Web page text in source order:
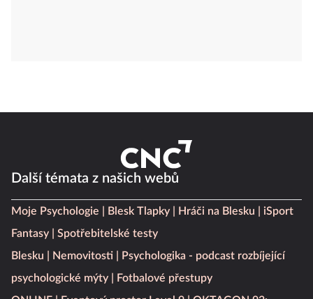
Další témata z našich webů
Moje Psychologie Blesk Tlapky Hráči na Blesku
iSport
Fantasy
Spotřebitelské testy
Blesku
Nemovitosti
Psychologika - podcast rozbíjející
psychologické mýty
Fotbalové přestupy